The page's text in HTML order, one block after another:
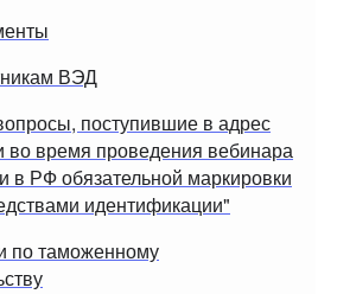
ВЭД
поступившие в адрес
во время проведения вебинара
в РФ обязательной маркировки
идентификации"
по таможенному